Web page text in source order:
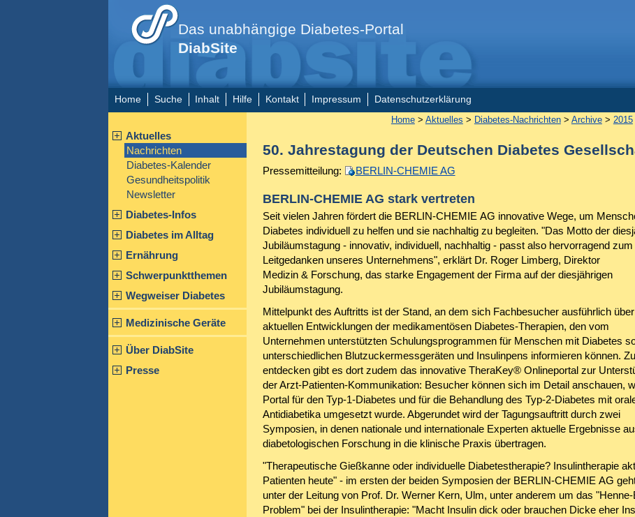
Das unabhängige Diabetes-Portal
DiabSite
Home Suche Inhalt Hilfe Kontakt Impressum Datenschutzerklärung
Aktuelles
Nachrichten
Diabetes-Kalender
Gesundheitspolitik
Newsletter
Diabetes-Infos
Diabetes im Alltag
Ernährung
Schwerpunktthemen
Wegweiser Diabetes
Medizinische Geräte
Über DiabSite
Presse
Home> Aktuelles > Diabetes-Nachrichten> Archive> 2015
50. Jahrestagung der Deutschen Diabetes
Pressemitteilung: BERLIN-CHEMIE AG
BERLIN-CHEMIE AG stark vertreten
Seit vielen Jahren fördert die BERLIN-CHEMIE AG innovative Wege, um
Diabetes individuell zu helfen und sie nachhaltig zu begleiten. "Das Motto der
Jubiläumstagung - innovativ, individuell, nachhaltig - passt also hervorragend zum
Leitgedanken unseres Unternehmens", erklärt Dr. Roger Limberg, Direktor
Medizin & Forschung, das starke Engagement der Firma auf der diesjährigen
Jubiläumstagung.
Mittelpunkt des Auftritts ist der Stand, an dem sich Fachbesucher ausführlich
aktuellen Entwicklungen der medikamentösen Diabetes-Therapien, den vom
Unternehmen unterstützten Schulungsprogrammen für Menschen mit Diabetes
unterschiedlichen Blutzuckermessgeräten und Insulinpens informieren können. Zu
entdecken gibt es dort zudem das innovative TheraKey® Onlineportal zur
der Arzt-Patienten-Kommunikation: Besucher können sich im Detail anschauen,
Portal für den Typ-1-Diabetes und für die Behandlung des Typ-2-Diabetes mit
Antidiabetika umgesetzt wurde. Abgerundet wird der Tagungsauftritt durch zwei
Symposien, in denen nationale und internationale Experten aktuelle Ergebnisse
diabetologischen Forschung in die klinische Praxis übertragen.
"Therapeutische Gießkanne oder individuelle Diabetestherapie? Insulintherapie
Patienten heute" - im ersten der beiden Symposien der BERLIN-CHEMIE AG
unter der Leitung von Prof. Dr. Werner Kern, Ulm, unter anderem um das "Henne-
Problem" bei der Insulintherapie: "Macht Insulin dick oder brauchen Dicke eher